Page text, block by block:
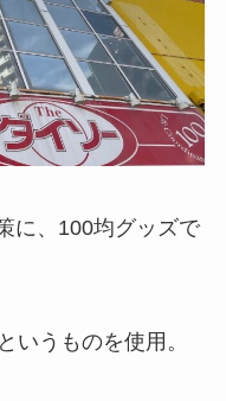
に、100均グッズで
いうものを使用。